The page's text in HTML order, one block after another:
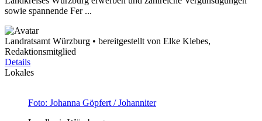
sowie spannende Fer ...
Landratsamt Würzburg • bereitgestellt von Elke Klebes,
Redaktionsmitglied
Details
Lokales
Foto: Johanna Göpfert / Johanniter